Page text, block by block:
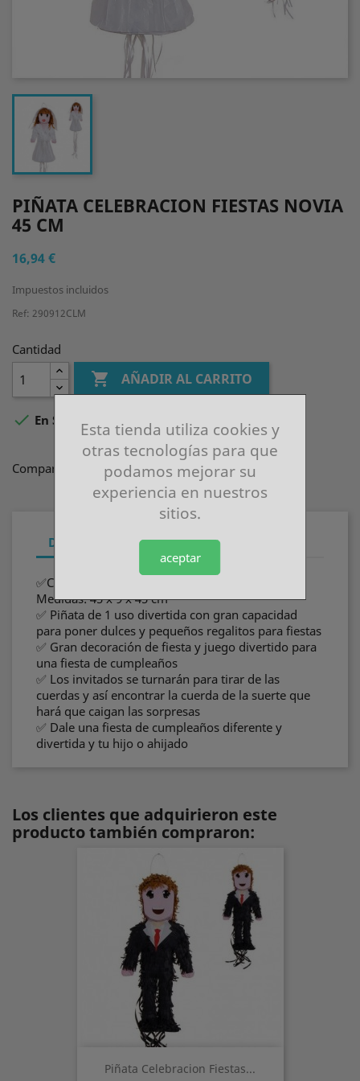
PIÑATA CELEBRACION FIESTAS NOVIA
45 CM
16,94 €
Impuestos incluidos
Ref: 290912CLM
Cantidad
 AÑADIR AL CARRITO
 En Stock
Compartir
Descripción Detalles del producto
✅Color: Blanco. Peso: 500 gr. Material: PAPEL.
Medidas: 45 x 9 x 45 cm
✅ Piñata de 1 uso divertida con gran capacidad
para poner dulces y pequeños regalitos para fiestas
✅ Gran decoración de fiesta y juego divertido para
una fiesta de cumpleaños
✅ Los invitados se turnarán para tirar de las
cuerdas y así encontrar la cuerda de la suerte que
hará que caigan las sorpresas
✅ Dale una fiesta de cumpleaños diferente y
divertida y tu hijo o ahijado
Los clientes que adquirieron este
producto también compraron:
Piñata Celebracion Fiestas...
Esta tienda utiliza cookies y
otras tecnologías para que
podamos mejorar su
experiencia en nuestros
sitios.
aceptar